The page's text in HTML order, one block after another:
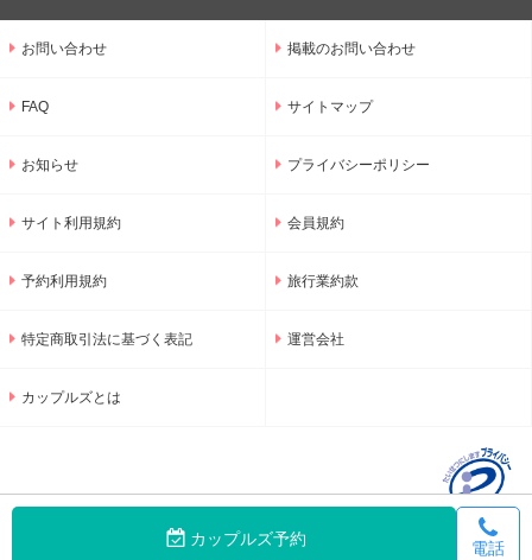
カップルズ予約 電話
お問い合わせ 掲載のお問い合わせ
FAQ サイトマップ
お知らせ プライバシーポリシー
サイト利用規約 会員規約
予約利用規約 旅行業約款
特定商取引法に基づく表記 運営会社
カップルズとは